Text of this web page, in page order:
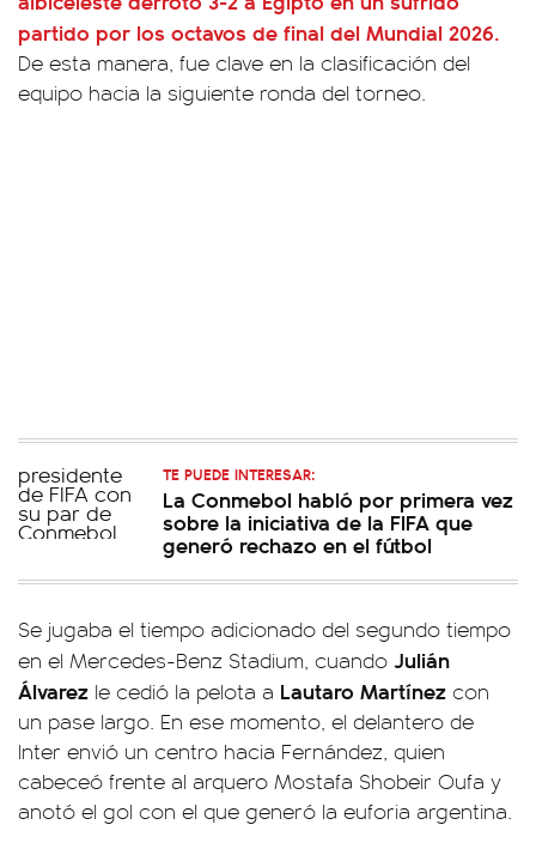
partido por los octavos de final del Mundial 2026.
De esta manera, fue clave en la clasificación del
equipo hacia la siguiente ronda del torneo.
TE PUEDE INTERESAR:
La Conmebol habló por primera vez
sobre la iniciativa de la FIFA que
generó rechazo en el fútbol
Se jugaba el tiempo adicionado del segundo tiempo
en el Mercedes-Benz Stadium, cuando Julián
Álvarez le cedió la pelota a Lautaro Martínez con
un pase largo. En ese momento, el delantero de
Inter envió un centro hacia Fernández, quien
cabeceó frente al arquero Mostafa Shobeir Oufa y
anotó el gol con el que generó la euforia argentina.